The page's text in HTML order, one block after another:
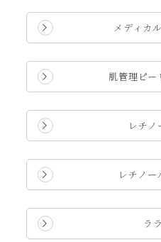
メディカ
肌管理ピー
レチノ
レチノー
ラ